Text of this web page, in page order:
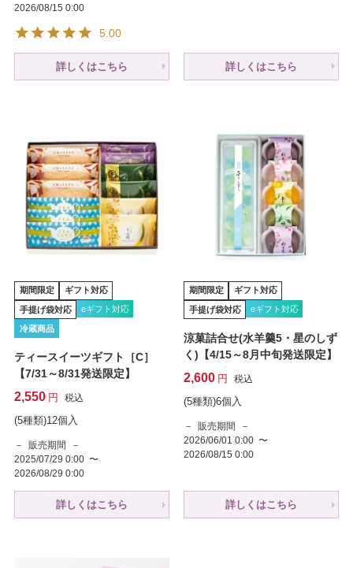
2026/08/15 0:00
5.00
詳しくはこちら 詳しくはこちら
期間限定 ギフト対応
手提げ袋対応 eギフト対応
冷蔵商品
ティースイーツギフト［C］
【7/31～8/31発送限定】
2,550 税込
(5種類)12個入
販売期間
2025/07/29 0:00 〜
2026/08/29 0:00
詳しくはこちら
期間限定 ギフト対応
手提げ袋対応 eギフト対応
涼菓詰合せ(水羊羹5・星のしず
く)【4/15～8月中旬発送限定】
2,600 税込
(5種類)6個入
販売期間
2026/06/01 0:00 〜
2026/08/15 0:00
詳しくはこちら